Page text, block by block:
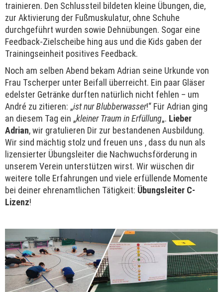
trainieren. Den Schlussteil bildeten kleine Übungen, die,
zur Aktivierung der Fußmuskulatur, ohne Schuhe
durchgeführt wurden sowie Dehnübungen. Sogar eine
Feedback-Zielscheibe hing aus und die Kids gaben der
Trainingseinheit positives Feedback.
Noch am selben Abend bekam Adrian seine Urkunde von
Frau Tscherper unter Beifall überreicht. Ein paar Gläser
edelster Getränke durften natürlich nicht fehlen – um
André zu zitieren: „ist nur Blubberwasser!“ Für Adrian ging
an diesem Tag ein „kleiner Traum in Erfüllung„. Lieber
Adrian, wir gratulieren Dir zur bestandenen Ausbildung.
Wir sind mächtig stolz und freuen uns , dass du nun als
lizensierter Übungsleiter die Nachwuchsförderung in
unserem Verein unterstützen wirst. Wir wüschen dir
weitere tolle Erfahrungen und viele erfüllende Momente
bei deiner ehrenamtlichen Tätigkeit: Übungsleiter C-
Lizenz!